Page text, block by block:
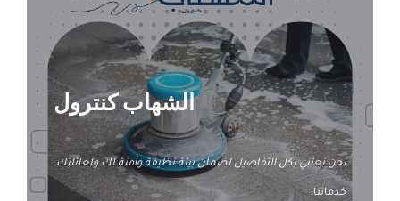
الشهاب كنترول
نحن نعتني بكل التفاصيل لضمان بيئة نظيفة وآمنة لك ولعائلتك.
خدماتنا: